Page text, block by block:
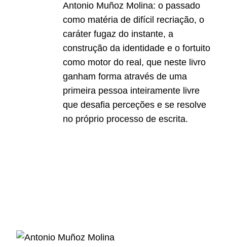
Antonio Muñoz Molina: o passado
como matéria de difícil recriação, o
caráter fugaz do instante, a
construção da identidade e o fortuito
como motor do real, que neste livro
ganham forma através de uma
primeira pessoa inteiramente livre
que desafia perceções e se resolve
no próprio processo de escrita.